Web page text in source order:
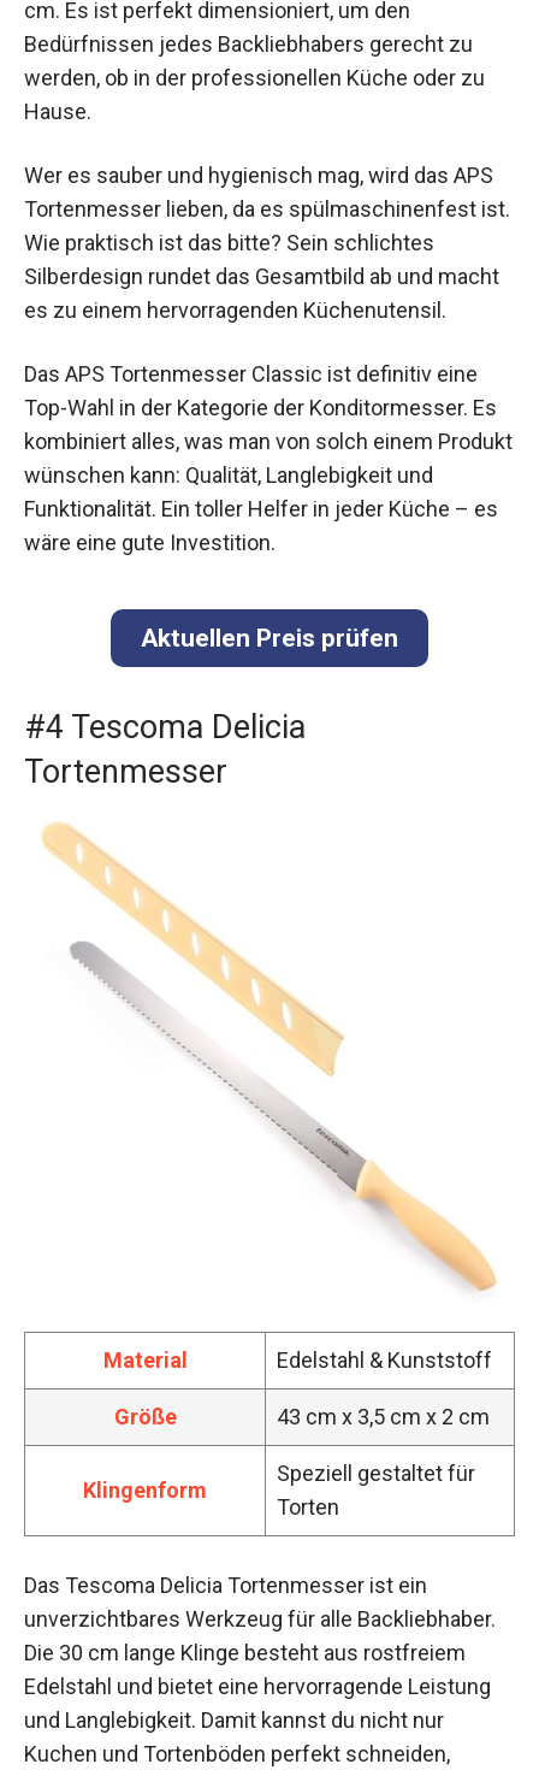
cm. Es ist perfekt dimensioniert, um den
Bedürfnissen jedes Backliebhabers gerecht zu
werden, ob in der professionellen Küche oder zu
Hause.
Wer es sauber und hygienisch mag, wird das APS
Tortenmesser lieben, da es spülmaschinenfest ist.
Wie praktisch ist das bitte? Sein schlichtes
Silberdesign rundet das Gesamtbild ab und macht
es zu einem hervorragenden Küchenutensil.
Das APS Tortenmesser Classic ist definitiv eine
Top-Wahl in der Kategorie der Konditormesser. Es
kombiniert alles, was man von solch einem Produkt
wünschen kann: Qualität, Langlebigkeit und
Funktionalität. Ein toller Helfer in jeder Küche – es
wäre eine gute Investition.
Aktuellen Preis prüfen
#4 Tescoma Delicia
Tortenmesser
Material Edelstahl & Kunststoff
Größe 43 cm x 3,5 cm x 2 cm
Klingenform
Speziell gestaltet für
Torten
Das Tescoma Delicia Tortenmesser ist ein
unverzichtbares Werkzeug für alle Backliebhaber.
Die 30 cm lange Klinge besteht aus rostfreiem
Edelstahl und bietet eine hervorragende Leistung
und Langlebigkeit. Damit kannst du nicht nur
Kuchen und Tortenböden perfekt schneiden,